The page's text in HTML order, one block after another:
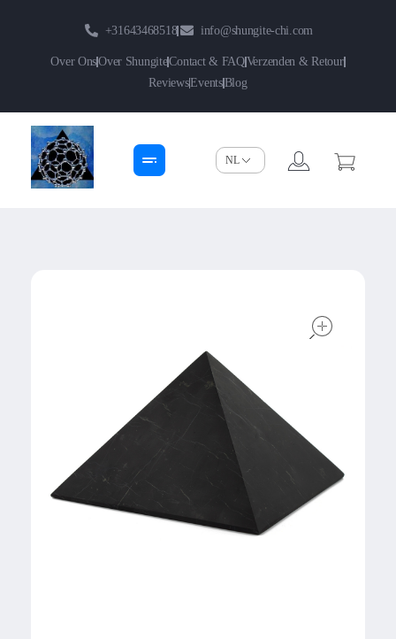
+31643468518 info@shungite-chi.com
Over OnsOver ShungiteContact & FAQVerzenden & Retour
ReviewsEventsBlog